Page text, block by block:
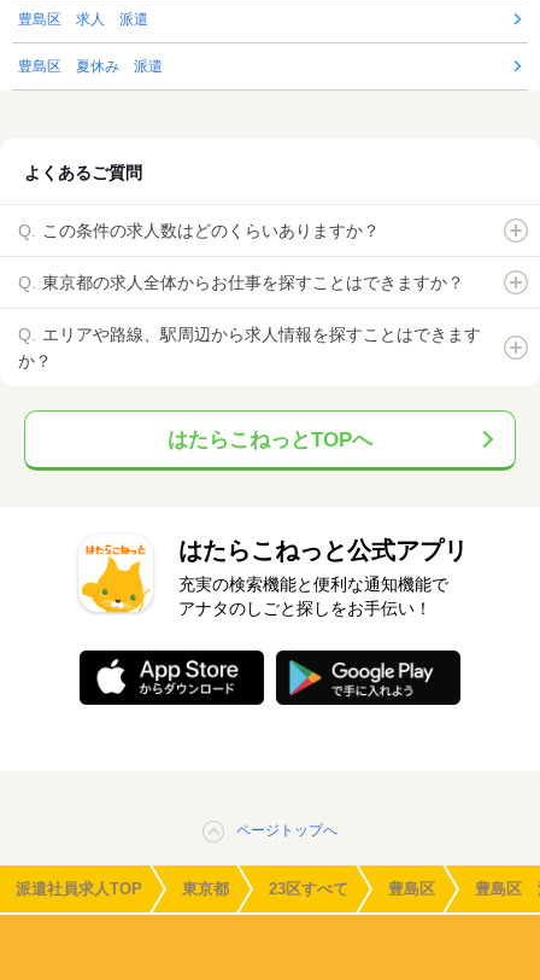
豊島区 求人 派遣
豊島区 夏休み 派遣
よくあるご質問
この条件の求人数はどのくらいありますか？
東京都の求人全体からお仕事を探すことはできますか？
エリアや路線、駅周辺から求人情報を探すことはできます
か？
はたらこねっとTOPへ
はたらこねっと公式アプリ
充実の検索機能と便利な通知機能で
アナタのしごと探しをお手伝い！
ページトップへ
派遣社員求人TOP 東京都 23区すべて 豊島区 豊島区